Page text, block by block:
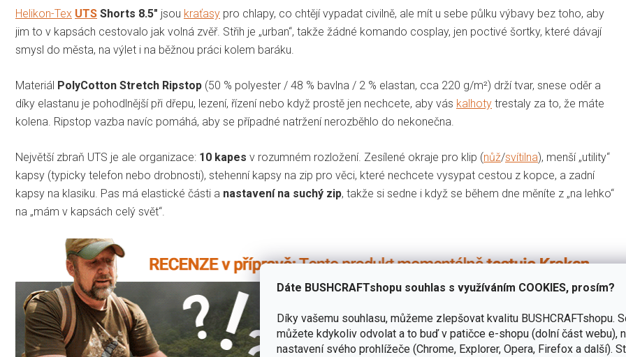
Dáte BUSHCRAFTshopu souhlas s využíváním COOKIES, prosím?
Díky vašemu souhlasu, můžeme zlepšovat kvalitu BUSHCRAFTshopu.
můžete kdykoliv odvolat a to buď v patičce e-shopu (dolní část webu),
nastavení svého prohlížeče (Chrome, Explorer, Opera, Firefox a další).
Helikon-Tex UTS Shorts 8.5" jsou kraťasy pro chlapy, co chtějí vypadat civilně, ale mít u sebe půlku výbavy bez toho, aby
jim to v kapsách cestovalo jak volná zvěř. Střih je „urban“, takže žádné komando cosplay, jen poctivé šortky, které dávají
smysl do města, na výlet i na běžnou práci kolem baráku.
Materiál PolyCotton Stretch Ripstop (50 % polyester / 48 % bavlna / 2 % elastan, cca 220 g/m²) drží tvar, snese oděr a
díky elastanu je pohodlnější při dřepu, lezení, řízení nebo když prostě jen nechcete, aby vás kalhoty trestaly za to, že máte
kolena. Ripstop vazba navíc pomáhá, aby se případné natržení nerozběhlo do nekonečna.
Největší zbraň UTS je ale organizace: 10 kapes v rozumném rozložení. Zesílené okraje pro klip (nůž/svítilna), menší „utility“
kapsy (typicky telefon nebo drobnosti), stehenní kapsy na zip pro věci, které nechcete vysypat cestou z kopce, a zadní
kapsy na klasiku. Pas má elastické části a nastavení na suchý zip, takže si sedne i když se během dne měníte z „na lehko“
na „mám v kapsách celý svět“.